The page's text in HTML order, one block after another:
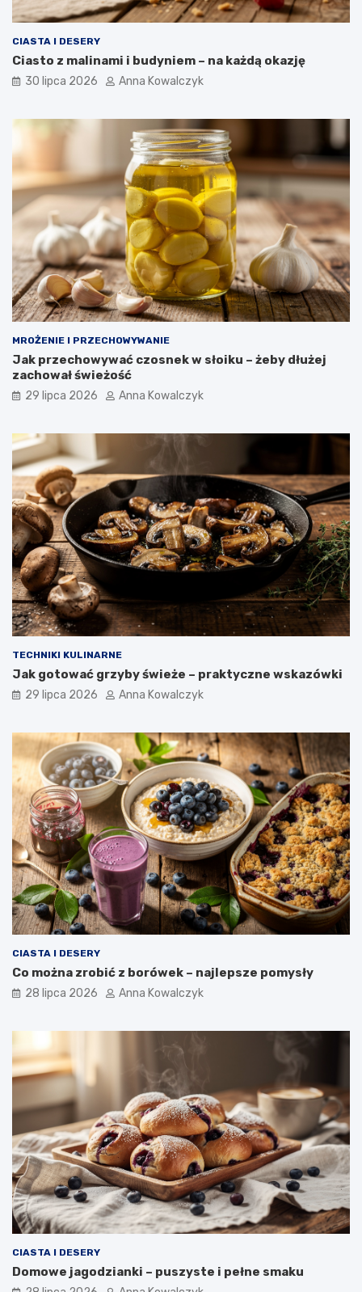
CIASTA I DESERY
Ciasto z malinami i budyniem – na każdą okazję
30 lipca 2026 Anna Kowalczyk
MROŻENIE I PRZECHOWYWANIE
Jak przechowywać czosnek w słoiku – żeby dłużej
zachował świeżość
29 lipca 2026 Anna Kowalczyk
TECHNIKI KULINARNE
Jak gotować grzyby świeże – praktyczne wskazówki
29 lipca 2026 Anna Kowalczyk
CIASTA I DESERY
Co można zrobić z borówek – najlepsze pomysły
28 lipca 2026 Anna Kowalczyk
CIASTA I DESERY
Domowe jagodzianki – puszyste i pełne smaku